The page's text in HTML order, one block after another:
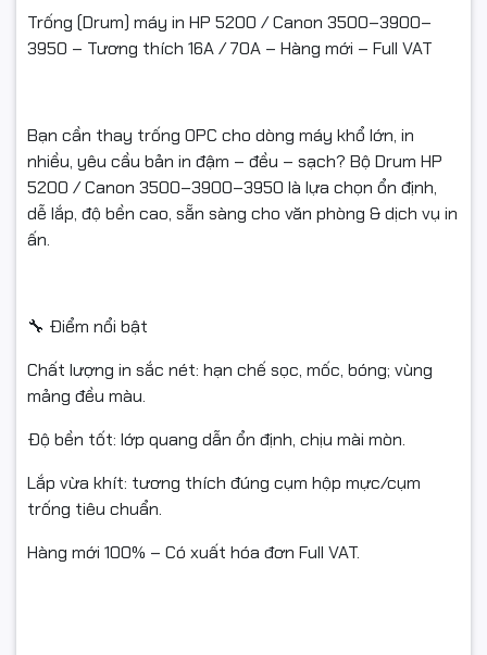
Trống (Drum) máy in HP 5200 / Canon 3500–3900–
3950 – Tương thích 16A / 70A – Hàng mới – Full VAT
Bạn cần thay trống OPC cho dòng máy khổ lớn, in
nhiều, yêu cầu bản in đậm – đều – sạch? Bộ Drum HP
5200 / Canon 3500–3900–3950 là lựa chọn ổn định,
dễ lắp, độ bền cao, sẵn sàng cho văn phòng & dịch vụ in
ấn.
🔧 Điểm nổi bật
Chất lượng in sắc nét: hạn chế sọc, mốc, bóng; vùng
mảng đều màu.
Độ bền tốt: lớp quang dẫn ổn định, chịu mài mòn.
Lắp vừa khít: tương thích đúng cụm hộp mực/cụm
trống tiêu chuẩn.
Hàng mới 100% – Có xuất hóa đơn Full VAT.
📦 ĐIỀU KIỆN HOÀN HÀNG (📦)
đập/lỗi vận chuyển.
Nếu chưa dùng được, vui lòng liên hệ kỹ thuật để được
hướng dẫn trước khi hoàn.
Hàng hoàn cần nguyên trạng, đủ phụ kiện/tem/hộp, không
quy định của sàn.
#drumCanon3500 #Q7516A #Q7570A #CF214A #CRG309
#CRG333 #FullVAT